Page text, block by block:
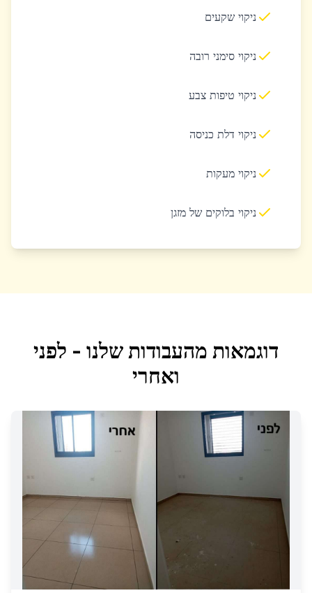
ניקוי שקעים
ניקוי סימני רובה
ניקוי טיפות צבע
ניקוי דלת כניסה
ניקוי מעקות
ניקוי בלוקים של מזגן
דוגמאות מהעבודות שלנו - לפני
ואחרי